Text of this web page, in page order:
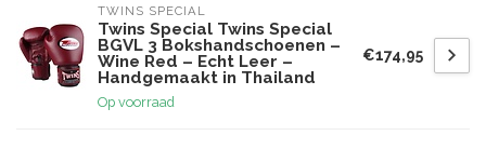
TWINS SPECIAL
Twins Special Twins Special
BGVL 3 Bokshandschoenen –
Wine Red – Echt Leer –
Handgemaakt in Thailand
Op voorraad
€174,95